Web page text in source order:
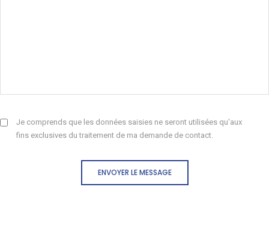
Je comprends que les données saisies ne seront utilisées qu'aux
fins exclusives du traitement de ma demande de contact.
ENVOYER LE MESSAGE